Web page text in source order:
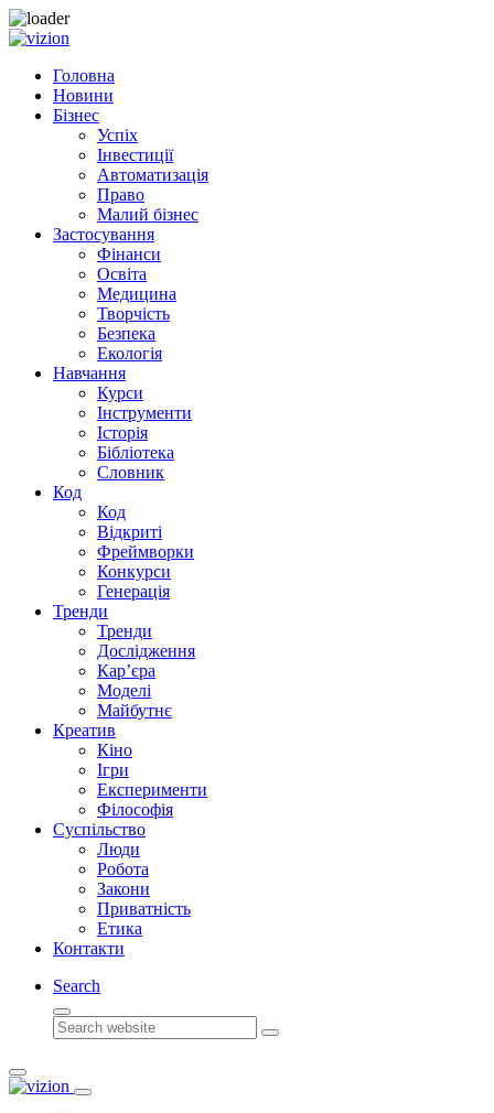
Skip
contentГоловна
Новини
Бізнес
Успіх
Інвестиції
Автоматизація
Право
Малий бізнес
Застосування
Фінанси
Освіта
Медицина
Творчість
Безпека
Екологія
Навчання
Курси
Інструменти
Історія
Бібліотека
Словник
Код
Код
Відкриті
Фреймворки
Конкурси
Генерація
Тренди
Тренди
Дослідження
Кар’єра
Моделі
Майбутнє
Креатив
Кіно
Ігри
Експерименти
Філософія
Суспільство
Люди
Робота
Закони
Приватність
Етика
Контакти
Search
Search